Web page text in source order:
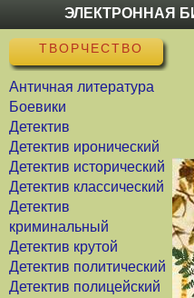
ЭЛЕКТРОННАЯ
ТВОРЧЕСТВО
Античная литература
Боевики
Детектив
Детектив иронический
Детектив исторический
Детектив классический
Детектив
криминальный
Детектив крутой
Детектив политический
Детектив полицейский